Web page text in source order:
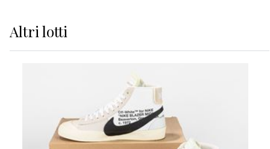
Altrilotti